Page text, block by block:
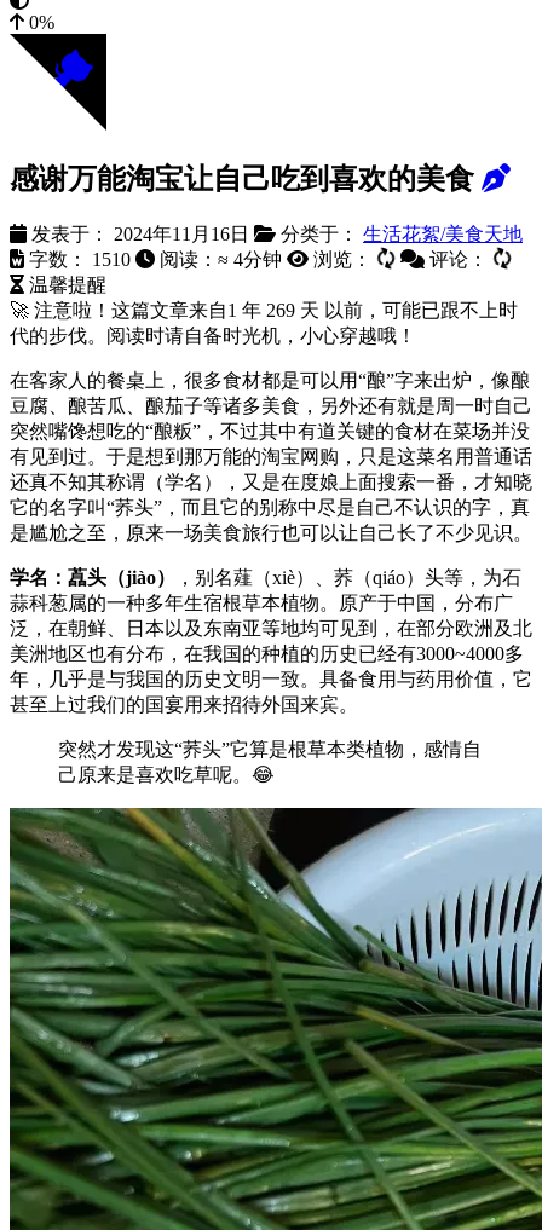
0%
感谢万能淘宝让自己吃到喜欢的美食
发表于： 2024年11月16日 分类于： 生活花絮/美食天地
字数：
1510 阅读：≈ 4分钟 浏览：
评论：
温馨提醒
🚀 注意啦！这篇文章来自1 年 269 天 以前，可能已跟不上时
代的步伐。阅读时请自备时光机，小心穿越哦！
在客家人的餐桌上，很多食材都是可以用“酿”字来出炉，像酿
豆腐、酿苦瓜、酿茄子等诸多美食，另外还有就是周一时自己
突然嘴馋想吃的“酿粄”，不过其中有道关键的食材在菜场并没
有见到过。于是想到那万能的淘宝网购，只是这菜名用普通话
还真不知其称谓（学名），又是在度娘上面搜索一番，才知晓
它的名字叫“荞头”，而且它的别称中尽是自己不认识的字，真
是尴尬之至，原来一场美食旅行也可以让自己长了不少见识。
学名：藠头（jiào）
，别名薤（xiè）、荞（qiáo）头等，为石
蒜科葱属的一种多年生宿根草本植物。原产于中国，分布广
泛，在朝鲜、日本以及东南亚等地均可见到，在部分欧洲及北
美洲地区也有分布，在我国的种植的历史已经有3000~4000多
年，几乎是与我国的历史文明一致。具备食用与药用价值，它
甚至上过我们的国宴用来招待外国来宾。
突然才发现这“荞头”它算是根草本类植物，感情自
己原来是喜欢吃草呢。😂